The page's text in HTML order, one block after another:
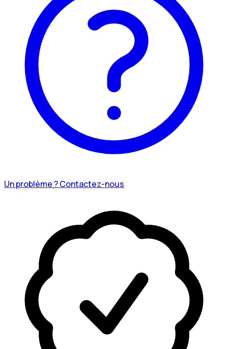
Un problème ? Contactez-nous